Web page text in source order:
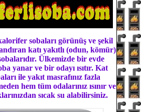
sobaları görünüş ve şekil
andıran katı yakıtlı (odun, kömür)
Ülkemizde bir evde
yanar ve bir odayı ısıtır. Kat
ile yakıt masrafınız fazla
hem tüm odalarınız ısınır ve
sıcak su alabilirsiniz.